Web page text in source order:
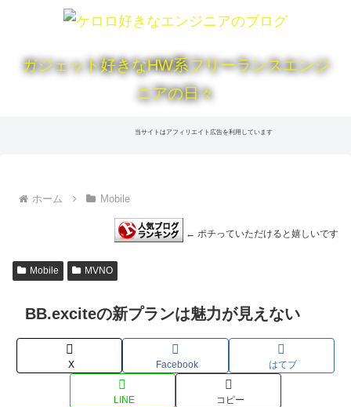
ガジェット好きなHW系フリーランスエンジ
ニアの日々
当サイトはアフィリエイト広告を利用しています
ホーム Mobile
← ポチっていただけると嬉しいです
Mobile MVNO
BB.exciteの新プランは魅力が見えない
X Facebook はてブ
LINE コピー